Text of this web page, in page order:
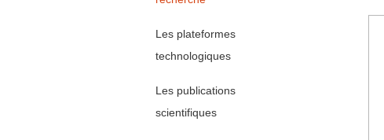
Les plateformes
technologiques
Les publications
scientifiques